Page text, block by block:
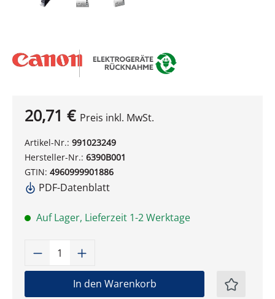
20,71 € Preis inkl. MwSt.
Artikel-Nr.: 991023249
Hersteller-Nr.: 6390B001
GTIN: 4960999901886
PDF-Datenblatt
Auf Lager, Lieferzeit 1-2 Werktage
Produkt Anzahl: Gib den
In den Warenkorb